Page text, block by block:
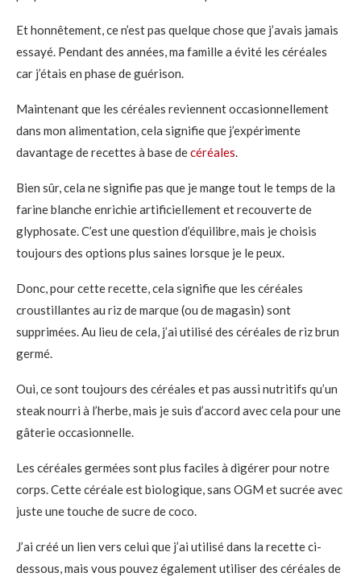
Et honnêtement, ce n’est pas quelque chose que j’avais jamais
essayé. Pendant des années, ma famille a évité les céréales
car j’étais en phase de guérison.
Maintenant que les céréales reviennent occasionnellement
dans mon alimentation, cela signifie que j’expérimente
davantage de recettes à base decéréales.
Bien sûr, cela ne signifie pas que je mange tout le temps de la
farine blanche enrichie artificiellement et recouverte de
glyphosate. C’est une question d’équilibre, mais je choisis
toujours des options plus saines lorsque je le peux.
Donc, pour cette recette, cela signifie que les céréales
croustillantes au riz de marque (ou de magasin) sont
supprimées. Au lieu de cela, j’ai utilisé des céréales de riz brun
germé.
Oui, ce sont toujours des céréales et pas aussi nutritifs qu’un
steak nourri à l’herbe, mais je suis d’accord avec cela pour une
gâterie occasionnelle.
Les céréales germées sont plus faciles à digérer pour notre
corps. Cette céréale est biologique, sans OGM et sucrée avec
juste une touche de sucre de coco.
J’ai créé un lien vers celui que j’ai utilisé dans la recette ci-
dessous, mais vous pouvez également utiliser des céréales de